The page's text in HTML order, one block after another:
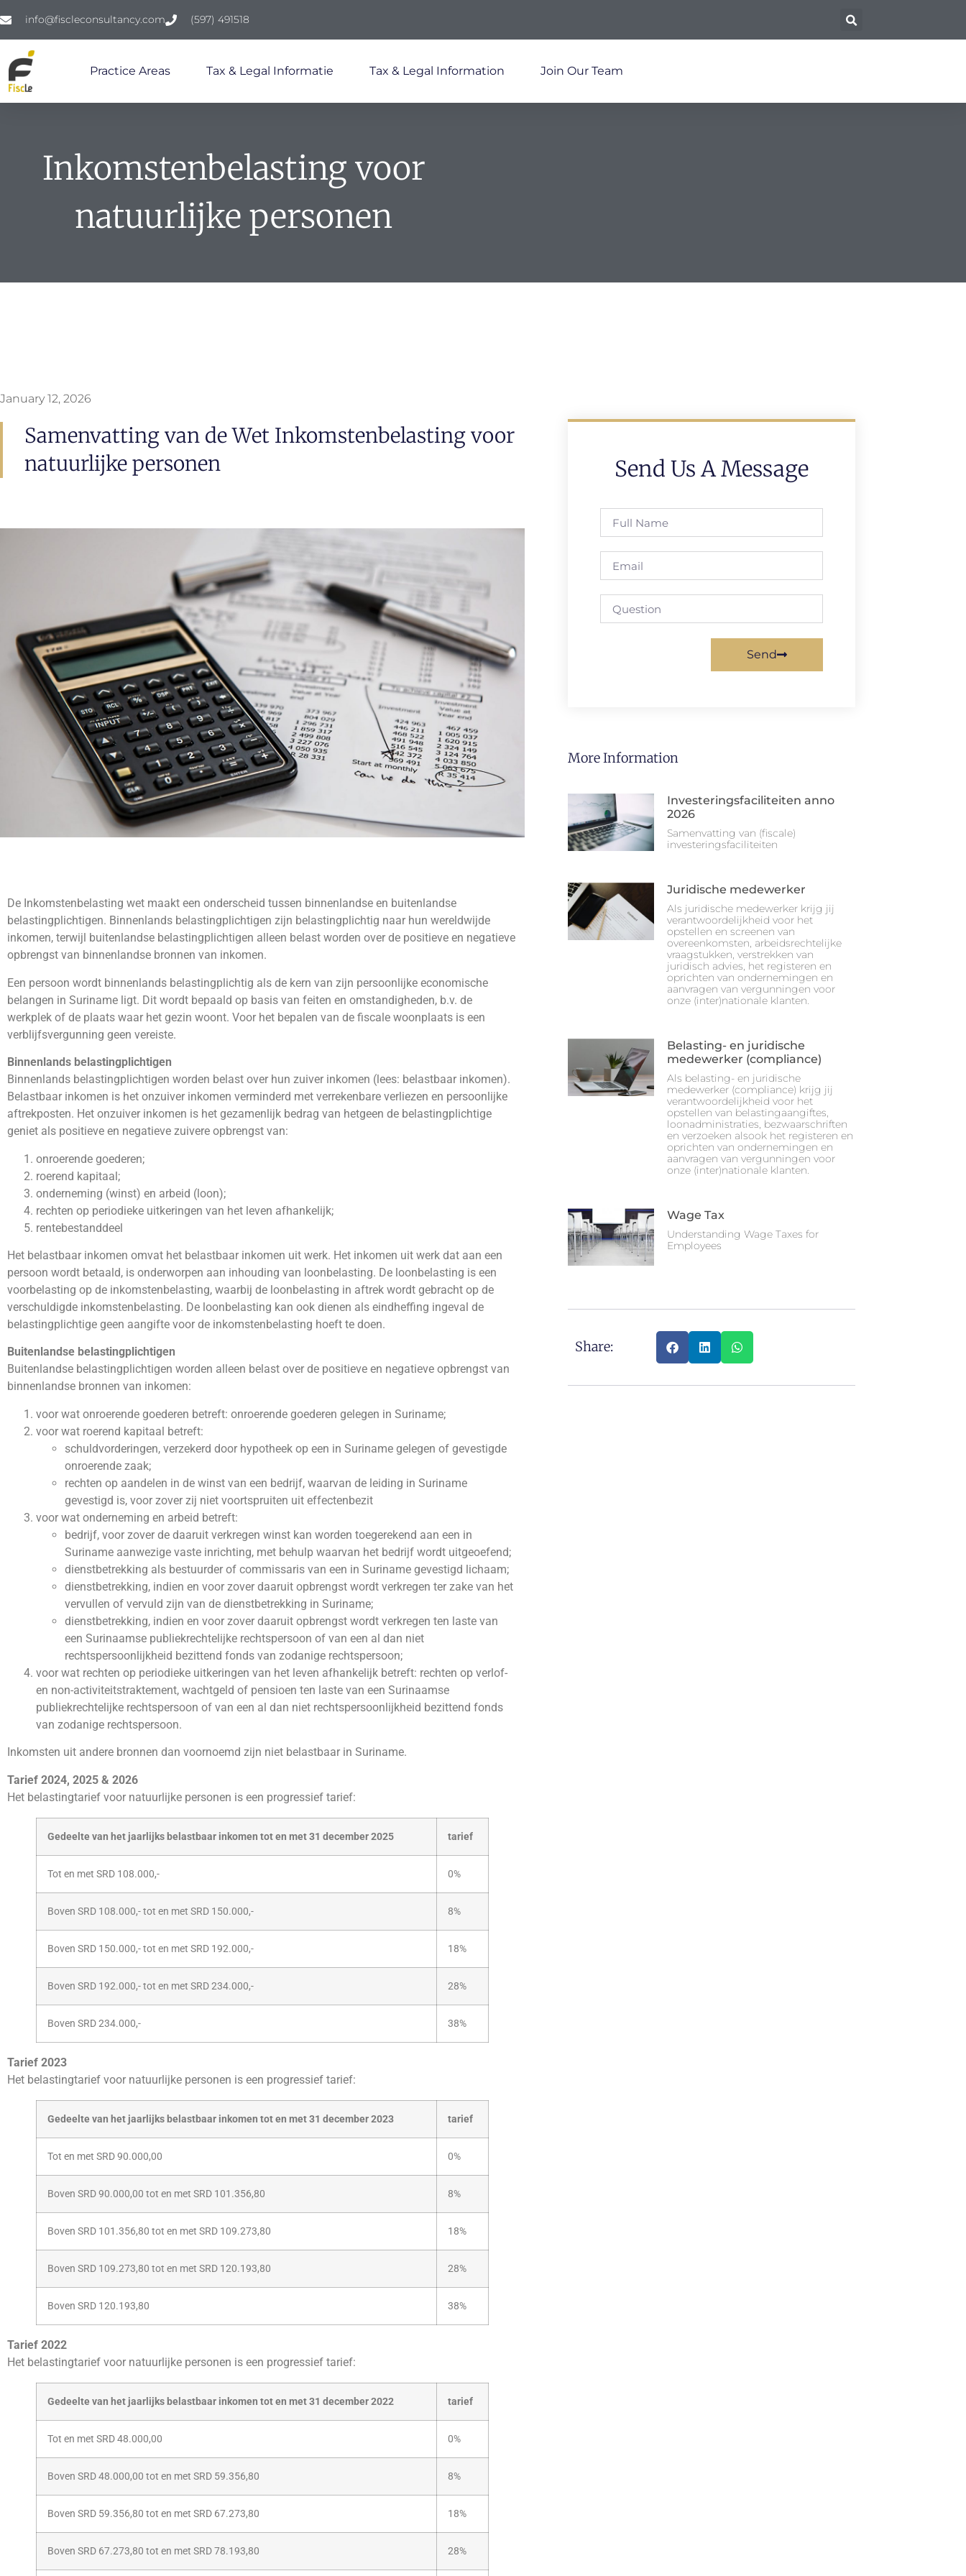
info@fiscleconsultancy.com (597) 491518
Practice Areas Tax & Legal Informatie Tax & Legal Information Join Our Team
Inkomstenbelasting voor
natuurlijke personen
January 12, 2026
Samenvatting van de Wet Inkomstenbelasting voor
natuurlijke personen
De Inkomstenbelasting wet maakt een onderscheid tussen binnenlandse en buitenlandse
belastingplichtigen. Binnenlands belastingplichtigen zijn belastingplichtig naar hun wereldwijde
inkomen, terwijl buitenlandse belastingplichtigen alleen belast worden over de positieve en negatieve
opbrengst van binnenlandse bronnen van inkomen.
Een persoon wordt binnenlands belastingplichtig als de kern van zijn persoonlijke economische
belangen in Suriname ligt. Dit wordt bepaald op basis van feiten en omstandigheden, b.v. de
werkplek of de plaats waar het gezin woont. Voor het bepalen van de fiscale woonplaats is een
verblijfsvergunning geen vereiste.
Binnenlands belastingplichtigen
Binnenlands belastingplichtigen worden belast over hun zuiver inkomen (lees: belastbaar inkomen).
Belastbaar inkomen is het onzuiver inkomen verminderd met verrekenbare verliezen en persoonlijke
aftrekposten. Het onzuiver inkomen is het gezamenlijk bedrag van hetgeen de belastingplichtige
geniet als positieve en negatieve zuivere opbrengst van:
onroerende goederen;
roerend kapitaal;
onderneming (winst) en arbeid (loon);
rechten op periodieke uitkeringen van het leven afhankelijk;
rentebestanddeel
Het belastbaar inkomen omvat het belastbaar inkomen uit werk. Het inkomen uit werk dat aan een
persoon wordt betaald, is onderworpen aan inhouding van loonbelasting. De loonbelasting is een
voorbelasting op de inkomstenbelasting, waarbij de loonbelasting in aftrek wordt gebracht op de
verschuldigde inkomstenbelasting. De loonbelasting kan ook dienen als eindheffing ingeval de
belastingplichtige geen aangifte voor de inkomstenbelasting hoeft te doen.
Buitenlandse belastingplichtigen
Buitenlandse belastingplichtigen worden alleen belast over de positieve en negatieve opbrengst van
binnenlandse bronnen van inkomen:
voor wat onroerende goederen betreft: onroerende goederen gelegen in Suriname;
voor wat roerend kapitaal betreft:
schuldvorderingen, verzekerd door hypotheek op een in Suriname gelegen of gevestigde
onroerende zaak;
rechten op aandelen in de winst van een bedrijf, waarvan de leiding in Suriname
gevestigd is, voor zover zij niet voortspruiten uit effectenbezit
voor wat onderneming en arbeid betreft:
bedrijf, voor zover de daaruit verkregen winst kan worden toegerekend aan een in
Suriname aanwezige vaste inrichting, met behulp waarvan het bedrijf wordt uitgeoefend;
dienstbetrekking als bestuurder of commissaris van een in Suriname gevestigd lichaam;
dienstbetrekking, indien en voor zover daaruit opbrengst wordt verkregen ter zake van het
vervullen of vervuld zijn van de dienstbetrekking in Suriname;
dienstbetrekking, indien en voor zover daaruit opbrengst wordt verkregen ten laste van
een Surinaamse publiekrechtelijke rechtspersoon of van een al dan niet
rechtspersoonlijkheid bezittend fonds van zodanige rechtspersoon;
voor wat rechten op periodieke uitkeringen van het leven afhankelijk betreft: rechten op verlof-
en non-activiteitstraktement, wachtgeld of pensioen ten laste van een Surinaamse
publiekrechtelijke rechtspersoon of van een al dan niet rechtspersoonlijkheid bezittend fonds
van zodanige rechtspersoon.
Inkomsten uit andere bronnen dan voornoemd zijn niet belastbaar in Suriname.
Tarief 2024, 2025 & 2026
Het belastingtarief voor natuurlijke personen is een progressief tarief:
Gedeelte van het jaarlijks belastbaar inkomen tot en met 31 december 2025 tarief
Tot en met SRD 108.000,- 0%
Boven SRD 108.000,- tot en met SRD 150.000,- 8%
Boven SRD 150.000,- tot en met SRD 192.000,- 18%
Boven SRD 192.000,- tot en met SRD 234.000,- 28%
Boven SRD 234.000,- 38%
Tarief 2023
Het belastingtarief voor natuurlijke personen is een progressief tarief:
Gedeelte van het jaarlijks belastbaar inkomen tot en met 31 december 2023 tarief
Tot en met SRD 90.000,00 0%
Boven SRD 90.000,00 tot en met SRD 101.356,80 8%
Boven SRD 101.356,80 tot en met SRD 109.273,80 18%
Boven SRD 109.273,80 tot en met SRD 120.193,80 28%
Boven SRD 120.193,80 38%
Tarief 2022
Het belastingtarief voor natuurlijke personen is een progressief tarief:
Gedeelte van het jaarlijks belastbaar inkomen tot en met 31 december 2022 tarief
Tot en met SRD 48.000,00 0%
Boven SRD 48.000,00 tot en met SRD 59.356,80 8%
Boven SRD 59.356,80 tot en met SRD 67.273,80 18%
Boven SRD 67.273,80 tot en met SRD 78.193,80 28%
Send Us A Message
Send
More Information
Investeringsfaciliteiten anno
2026
Samenvatting van (fiscale)
investeringsfaciliteiten
Juridische medewerker
Als juridische medewerker krijg jij
verantwoordelijkheid voor het
opstellen en screenen van
overeenkomsten, arbeidsrechtelijke
vraagstukken, verstrekken van
juridisch advies, het registeren en
oprichten van ondernemingen en
aanvragen van vergunningen voor
onze (inter)nationale klanten.
Belasting- en juridische
medewerker (compliance)
Als belasting- en juridische
medewerker (compliance) krijg jij
verantwoordelijkheid voor het
opstellen van belastingaangiftes,
loonadministraties, bezwaarschriften
en verzoeken alsook het registeren en
oprichten van ondernemingen en
aanvragen van vergunningen voor
onze (inter)nationale klanten.
Wage Tax
Understanding Wage Taxes for
Employees
Share: